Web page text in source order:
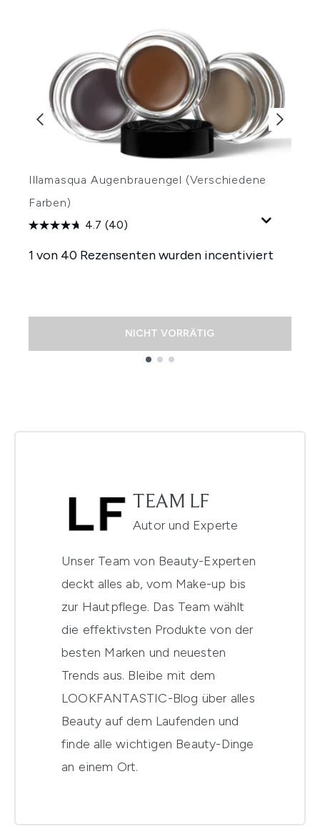
Illamasqua Augenbrauengel (Verschiedene
Farben)
4.7 (40)
1 von 40 Rezensenten wurden incentiviert
NICHT VORRÄTIG
TEAM LF
Autor und Experte
Unser Team von Beauty-Experten
deckt alles ab, vom Make-up bis
zur Hautpflege. Das Team wählt
die effektivsten Produkte von der
besten Marken und neuesten
Trends aus. Bleibe mit dem
LOOKFANTASTIC-Blog über alles
Beauty auf dem Laufenden und
finde alle wichtigen Beauty-Dinge
an einem Ort.